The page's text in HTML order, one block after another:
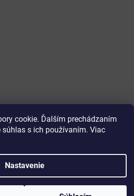
cookie. Ďalším prechádzaním
s ich používaním. Viac
Nastavenie
. Všetky práva vyhradené.Upraviť